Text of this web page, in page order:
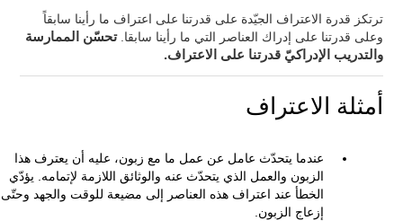
ترتكز قدرة الاعتراف الجيّدة على قدرتنا على اعتراف ما رأينا سابقاً
وعلى قدرتنا على إدراك العناصر التي ما رأينا سابقا.تحسّن الممارسة
والتدريب الإدراكيّ قدرتنا على الاعتراف.
أمثلة الاعتراف
عندما يتحدّث عامل عن عمل ما مع زبون، عليه أن يعترف هذا
الزبون والعمل الذي يتحدّث عنه والوثائق اللازمة لإتمامه. يؤدّي
الخطأ عند اعتراف هذه العناصر إلى مضيعة للوقت والجهد وحتّى
إزعاج الزبون.